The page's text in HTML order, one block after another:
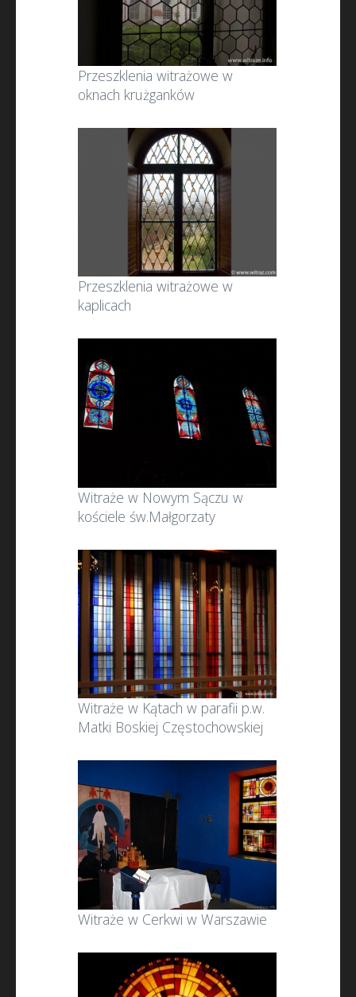
Przeszklenia witrażowe w
oknach krużganków
Przeszklenia witrażowe w
kaplicach
Witraże w Nowym Sączu w
kościele św.Małgorzaty
Witraże w Kątach w parafii p.w.
Matki Boskiej Częstochowskiej
Witraże w Cerkwi w Warszawie